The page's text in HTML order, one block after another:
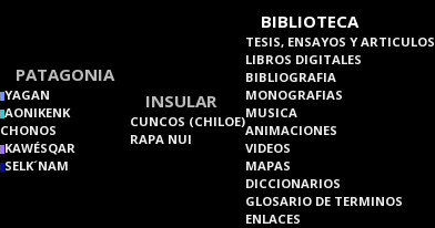
PATAGONIA
YAGAN
AONIKENK
CHONOS
KAWÉSQAR
SELK´NAM
INSULAR
CUNCOS (CHILOE)
RAPA NUI
BIBLIOTECA
TESIS, ENSAYOS Y ARTICULOS
LIBROS DIGITALES
BIBLIOGRAFIA
MONOGRAFIAS
MUSICA
ANIMACIONES
VIDEOS
MAPAS
DICCIONARIOS
GLOSARIO DE TERMINOS
ENLACES